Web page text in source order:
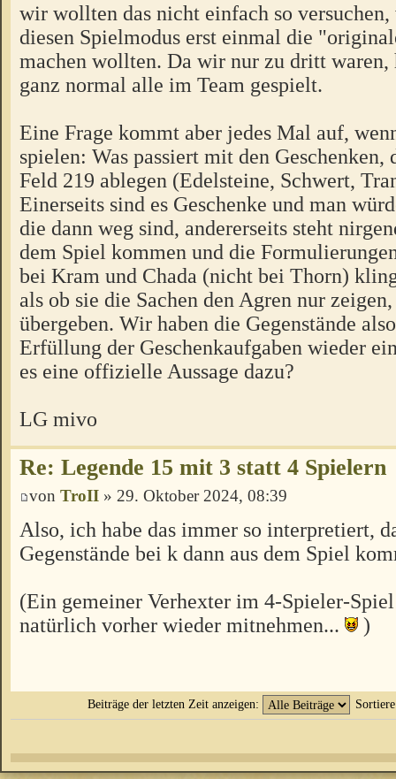
wir wollten das nicht einfach so
diesen Spielmodus erst einmal die
machen wollten. Da wir nur zu dritt waren,
ganz normal alle im Team gespielt.
Eine Frage kommt aber jedes Mal auf,
spielen: Was passiert mit den
Feld 219 ablegen (Edelsteine, Schwert,
Einerseits sind es Geschenke und man
die dann weg sind, andererseits steht
dem Spiel kommen und die
bei Kram und Chada (nicht bei Thorn)
als ob sie die Sachen den Agren nur
übergeben. Wir haben die Gegenstände
Erfüllung der Geschenkaufgaben wieder
es eine offizielle Aussage dazu?
LG mivo
Re: Legende 15 mit 3 statt 4 Spielern
von TroII » 29. Oktober 2024, 08:39
Also, ich habe das immer so interpretiert,
Gegenstände bei k dann aus dem Spiel
(Ein gemeiner Verhexter im 4-Spieler-
natürlich vorher wieder mitnehmen...
)
Beiträge der letzten Zeit anzeigen: